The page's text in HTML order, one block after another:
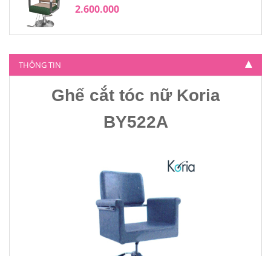
2.600.000
Ghế cắt tóc nữ Koria BY-804
THÔNG TIN
Ghế cắt tóc nữ Koria
BY522A